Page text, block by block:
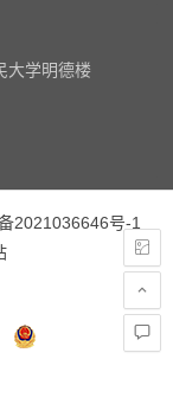
大学明德楼
2021036646号-1